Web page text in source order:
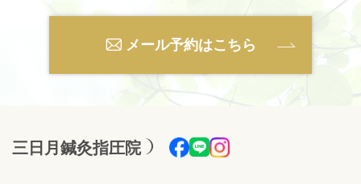
メール予約はこちら
三日月鍼灸指圧院